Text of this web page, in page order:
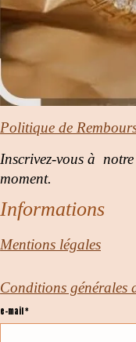
Politique de
Inscrivez-vous à
moment.
Informations
Mentions légales
Conditions générales
e-mail *